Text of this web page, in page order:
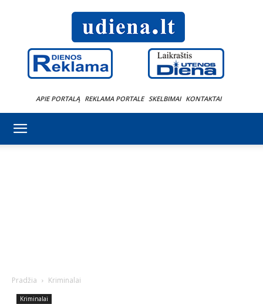
APIE PORTALĄ REKLAMA PORTALE SKELBIMAI KONTAKTAI
Pradžia Kriminalai
Kriminalai